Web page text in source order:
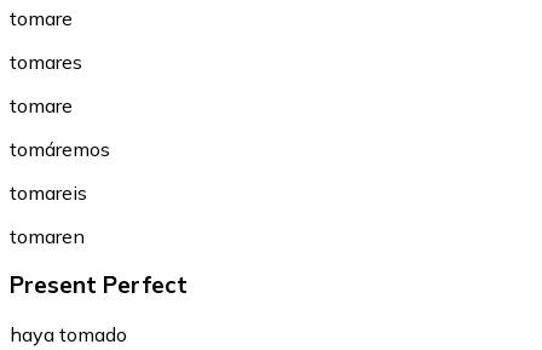
tomare
tomares
tomare
tomáremos
tomareis
tomaren
Present Perfect
haya tomado